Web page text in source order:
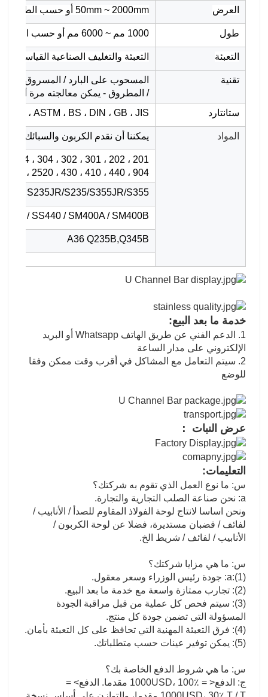
العرض 50mm ~ 2000mm أو حسب الطلب
طول 1000 مم ~ 6000 مم أو حسب الطلب
التعبئة التعبئة والتغليف الصناعية القياسية
تقنية
المسحوب على البارد / المسروق على
/ المطروق - يمكن معالجته مرة أخرى
ستانتارد
AISI ، ASTM ، BS ، DIN ، GB ، JIS
المواد يمكننا أن نقدم الكربون والسبائك
، 2205 ، 2507 ، 2520 ، 430 ، 410 ، 440 ، 904
S235JR/S235/S355JR/S355
/ SS440 / SM400A / SM400B
A36 Q235B,Q345B
خدمة ما بعد البيع:
1. الدعم الفني عن طريق الهاتف Whatsapp أو البريد
الإلكتروني على مدار الساعة
2. سيتم التعامل مع المشاكل في أقرب وقت ممكن وفقا
للوضع
عرض النبات ：
التعليمات:
س: ما نوع العمل الذي تقوم به شركتك؟
a: نحن صناعة الصلب التجارية والتجارة.
ونحن اساسا لانتاج لوحة الفولاذ المقاوم للصدأ / الأنابيب /
لفائف / قضبان مستديرة، فضلا عن لوحة الكربون /
الأنابيب / لفائف / شريط الخ.
س: ما هي مزايا شركتك؟
a:(1): جودة رئيس الوزراء وسعر معقول.
(2): تجارب ممتازة واسعة مع خدمة ما بعد البيع.
(3): سيتم فحص كل عملية من قبل مراقبة الجودة
المسؤولة التي تضمن جودة كل منتج.
(4): فرق التعبئة المهنية التي تحافظ على كل التعبئة بأمان.
(5): يمكن توفير عينات حسب متطلباتك.
س: ما هي شروط الدفع الخاصة بك؟
ج: الدفع< = 1000USD، 100٪ مقدما. الدفع> =